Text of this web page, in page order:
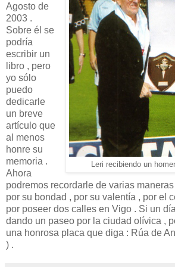
Leri recibiendo un
Agosto de
2003 .
Sobre él se
podría
escribir un
libro , pero
yo sólo
puedo
dedicarle
un breve
artículo que
al menos
honre su
memoria .
Ahora
podremos recordarle de varias
por su bondad , por su valentía , por el
por poseer dos calles en Vigo . Si un
dando un paseo por la ciudad olívica ,
una honrosa placa que diga : Rúa de
) .